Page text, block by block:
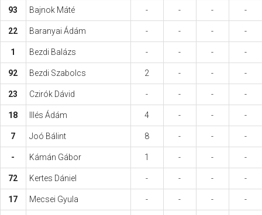
93 Bajnok Máté - - - -
22 Baranyai Ádám - - - -
1 Bezdi Balázs - - - -
92 Bezdi Szabolcs 2 - - -
23 Czirók Dávid - - - -
18 Illés Ádám 4 - - -
7 Joó Bálint 8 - - -
- Kámán Gábor 1 - - -
72 Kertes Dániel - - - -
17 Mecsei Gyula - - - -